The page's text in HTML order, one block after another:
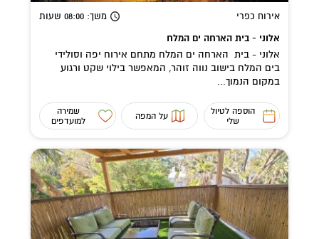
אירוח כפרי משך: 08:00 שעות
אלוני - בית הארחה ים המלח
אלוני - בית הארחה ים המלח מתחם אירוח יפה וסולידי
בים המלח בישוב נווה זוהר, המאפשר בילוי שקט ורגוע
במקום הנמוך...
הוספה לטיול
שלי
על המפה
שמירה
למועדפים